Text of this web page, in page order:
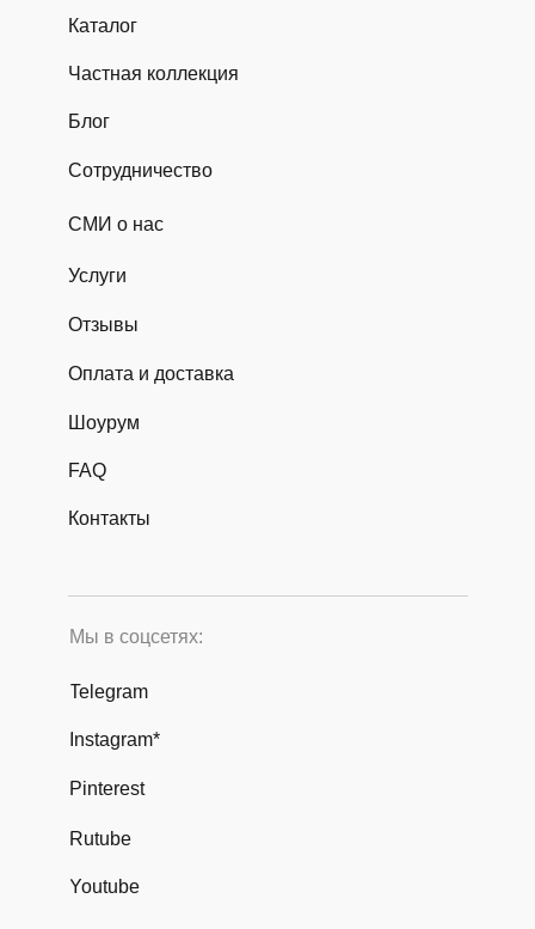
Мы в соцсетях:
Каталог
Блог
Частная коллекция
Сотрудничество
Instagram*
Telegram
Услуги
Отзывы
Оплата и доставка
СМИ о нас
Шоурум
FAQ
Контакты
Pinterest
Rutube
Youtube